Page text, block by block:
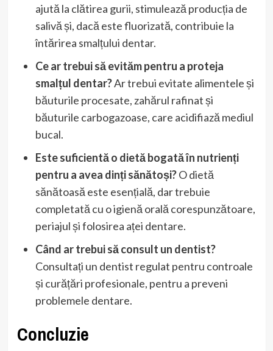
ajută la clătirea gurii, stimulează producția de
salivă și, dacă este fluorizată, contribuie la
întărirea smalțului dentar.
Ce ar trebui să evităm pentru a proteja
smalțul dentar?Ar trebui evitate alimentele și
băuturile procesate, zahărul rafinat și
băuturile carbogazoase, care acidifiază mediul
bucal.
Este suficientă o dietă bogată în nutrienți
pentru a avea dinți sănătoși?O dietă
sănătoasă este esențială, dar trebuie
completată cu o igienă orală corespunzătoare,
periajul și folosirea aței dentare.
Când ar trebui să consult un dentist?
Consultați un dentist regulat pentru controale
și curățări profesionale, pentru a preveni
problemele dentare.
Concluzie